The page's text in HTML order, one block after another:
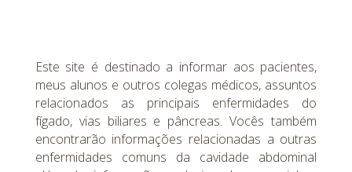
Este site é destinado a informar aos pacientes,
meus alunos e outros colegas médicos, assuntos
relacionados as principais enfermidades do
fígado, vias biliares e pâncreas. Vocês também
encontrarão informações relacionadas a outras
enfermidades comuns da cavidade abdominal